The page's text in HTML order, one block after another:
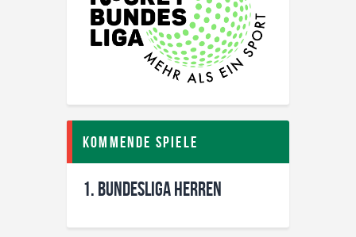
Kommende Spiele
1. Bundesliga Herren